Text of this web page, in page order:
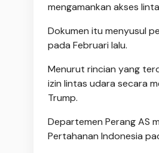
mengamankan akses
Dokumen itu menyusul
pada Februari lalu.
Menurut rincian yang
izin lintas udara secara
Trump.
Departemen Perang AS
Pertahanan Indonesia